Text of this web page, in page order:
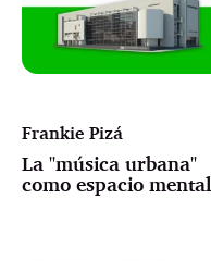
Frankie Pizá
La "música urbana"
como espacio mental